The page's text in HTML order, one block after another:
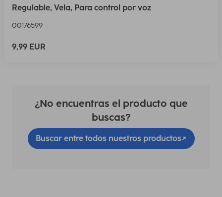
Regulable, Vela, Para control por voz
00176599
9,99 EUR
¿No encuentras el producto que
buscas?
Buscar entre todos nuestros productos